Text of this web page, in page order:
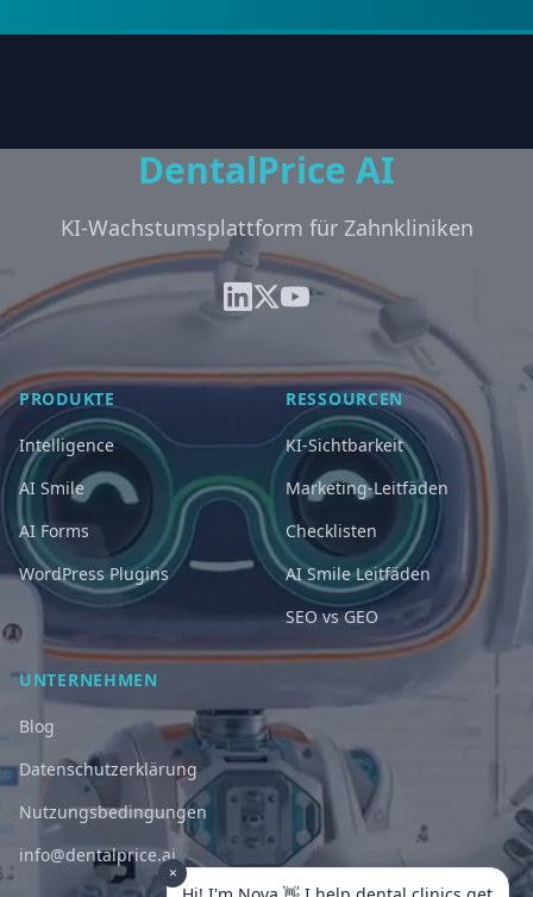
DentalPrice AI
KI-Wachstumsplattform für Zahnkliniken
PRODUKTE
Intelligence
AI Smile
AI Forms
WordPress Plugins
RESSOURCEN
KI-Sichtbarkeit
Marketing-Leitfäden
Checklisten
AI Smile Leitfäden
SEO vs GEO
UNTERNEHMEN
Blog
Datenschutzerklärung
Nutzungsbedingungen
info@dentalprice.ai
×